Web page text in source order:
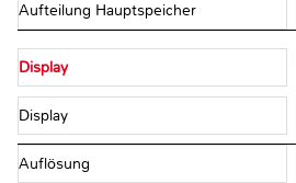
Aufteilung Hauptspeicher
Display
Display
Auflösung